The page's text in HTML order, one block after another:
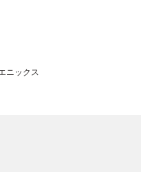
ニックス